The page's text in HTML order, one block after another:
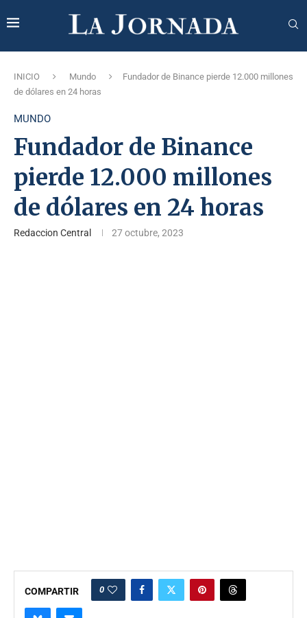
INICIO Mundo
Fundador de Binance pierde 12.000 millones
de dólares en 24 horas
MUNDO
Fundador de Binance
pierde 12.000 millones
de dólares en 24 horas
Redaccion Central 27 octubre, 2023
COMPARTIR 0